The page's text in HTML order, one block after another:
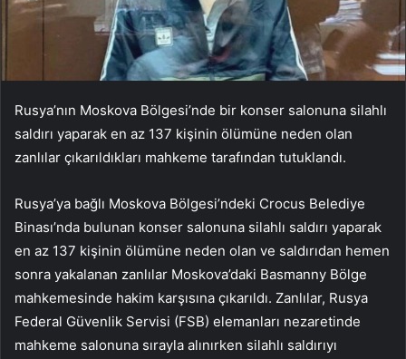
Rusya’nın Moskova Bölgesi’nde bir konser salonuna silahlı
saldırı yaparak en az 137 kişinin ölümüne neden olan
zanlılar çıkarıldıkları mahkeme tarafından tutuklandı.
Rusya’ya bağlı Moskova Bölgesi’ndeki Crocus Belediye
Binası’nda bulunan konser salonuna silahlı saldırı yaparak
en az 137 kişinin ölümüne neden olan ve saldırıdan hemen
sonra yakalanan zanlılar Moskova’daki Basmanny Bölge
mahkemesinde hakim karşısına çıkarıldı. Zanlılar, Rusya
Federal Güvenlik Servisi (FSB) elemanları nezaretinde
mahkeme salonuna sırayla alınırken silahlı saldırıyı